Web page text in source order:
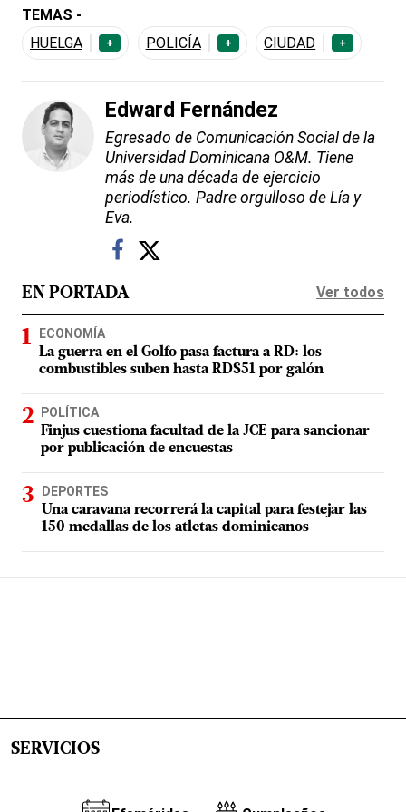
TEMAS -
HUELGA
+ POLICÍA + CIUDAD +
Edward Fernández
Egresado de Comunicación Social de la
Universidad Dominicana O&M. Tiene
más de una década de ejercicio
periodístico. Padre orgulloso de Lía y
Eva.
EN PORTADA Ver todos
ECONOMÍA
La guerra en el Golfo pasa factura a RD: los
combustibles suben hasta RD$51 por galón
POLÍTICA
Finjus cuestiona facultad de la JCE para sancionar
por publicación de encuestas
DEPORTES
Una caravana recorrerá la capital para festejar las
150 medallas de los atletas dominicanos
SERVICIOS